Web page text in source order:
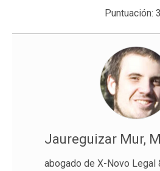
Puntuación:
Jaureguizar Mur,
abogado de X-Novo Legal